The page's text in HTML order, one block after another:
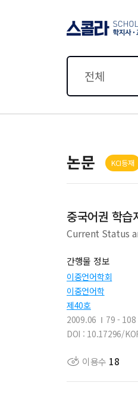
전체
논문 KCI등재
중국어권 학습
Current Status
간행물 정보
이중언어학회
이중언어학
제40호
2009.06
79 -
DOI : 10.17296/
이용수 18